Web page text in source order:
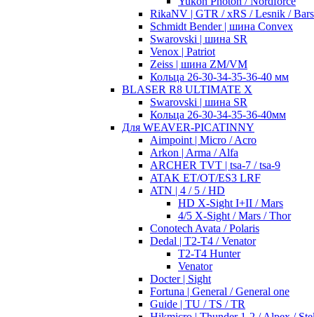
RikaNV | GTR / xRS / Lesnik /
Schmidt Bender | шина Convex
Swarovski | шина SR
Venox | Patriot
Zeiss | шина ZM/VM
Кольца 26-30-34-35-36-40 мм
BLASER R8 ULTIMATE X
Swarovski | шина SR
Кольца 26-30-34-35-36-40мм
Для WEAVER-PICATINNY
Aimpoint | Micro / Acro
Arkon | Arma / Alfa
ARCHER TVT | tsa-7 / tsa-9
ATAK ET/OT/ES3 LRF
ATN | 4 / 5 / HD
HD X-Sight I+II / Mars
4/5 X-Sight / Mars / Thor
Conotech Avata / Polaris
Dedal | T2-T4 / Venator
T2-T4 Hunter
Venator
Docter | Sight
Fortuna | General / General one
Guide | TU / TS / TR